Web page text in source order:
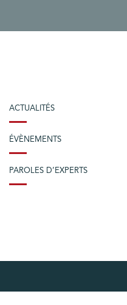
ACTUALITÉS
ÉVÈNEMENTS
PAROLES D’EXPERTS